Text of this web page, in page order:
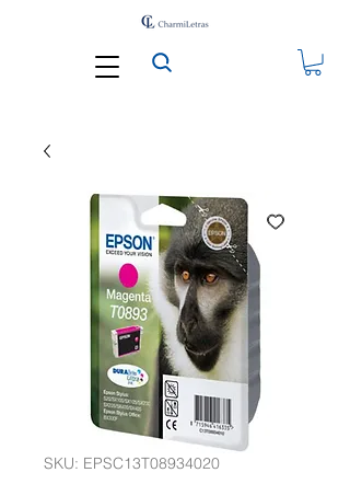
SKU: EPSC13T08934020